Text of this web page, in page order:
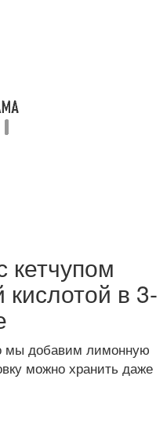
кетчупом
в 3-
мы добавим лимонную
можно хранить даже